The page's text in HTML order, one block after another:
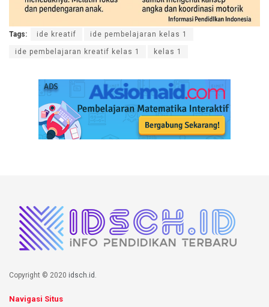
Tags: ide kreatif ide pembelajaran kelas 1
ide pembelajaran kreatif kelas 1 kelas 1
Copyright © 2020 idsch.id .
Navigasi Situs